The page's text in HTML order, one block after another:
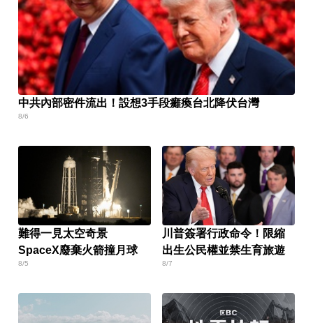
中共內部密件流出！設想3手段癱瘓台北降伏台灣
8/6
難得一見太空奇景
SpaceX廢棄火箭撞月球
8/5
川普簽署行政命令！限縮
出生公民權並禁生育旅遊
8/7